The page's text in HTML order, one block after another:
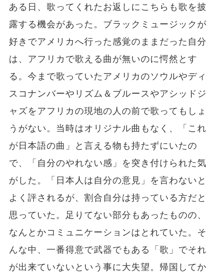
ある日、歌ってくれたお返しにこちらも歌を披
露する機会があった。ブラックミュージックが
好きでアメリカへ行った感覚のままだった自分
は、アフリカで歌える曲が無いのに愕然とす
る。今まで歌っていたアメリカのソウルやディ
スコナンバーやリズム＆ブルースやアシッドジ
ャズをアフリカの現地の人の前で歌ってもしょ
うがない。当時はオリジナル曲もなく、「これ
が日本語の曲」と言える物も持たずにいたの
で、「自分のやれない感」を突き付けられた気
がした。「日本人は自分の意見」を言わないと
よく評されるが、割合自分は持っている方だと
思っていた。足りてない部分もあったものの、
なんとかコミュニケーションはとれていた。そ
んな中、一番得意で武器でもある「歌」でそれ
が出来ていないという事に大失望。帰国してか